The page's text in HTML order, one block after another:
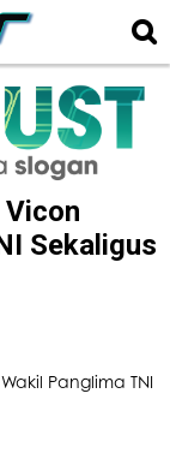
Sekaligus